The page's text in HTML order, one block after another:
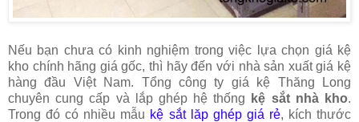
Nếu bạn chưa có kinh nghiệm trong việc lựa chọn giá kệ
kho chính hãng giá gốc, thì hãy đến với nhà sản xuất giá kệ
hàng đầu Việt Nam. Tổng công ty giá kệ Thăng Long
chuyên cung cấp và lắp ghép hệ thống
kệ sắt nhà kho.
Trong đó có nhiều mẫu kệ sắt lăp ghép giá rẻ, kích thước